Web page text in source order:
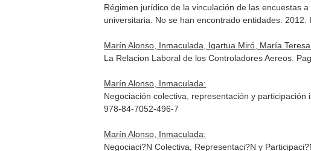
Régimen jurídico de la vinculación de las encuestas
universitaria . No se han encontrado entidades.
Marín Alonso, Inmaculada, Igartua Miró, María
La Relacion Laboral de los Controladores Aereos.
Marín Alonso, Inmaculada:
Negociación colectiva, representación y participación
978-84-7052-496-7
Marín Alonso, Inmaculada:
Negociaci?N Colectiva, Representaci?N y